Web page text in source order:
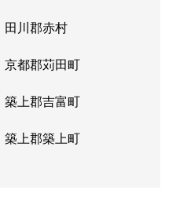
田川郡赤村
京都郡苅田町
築上郡吉富町
築上郡築上町